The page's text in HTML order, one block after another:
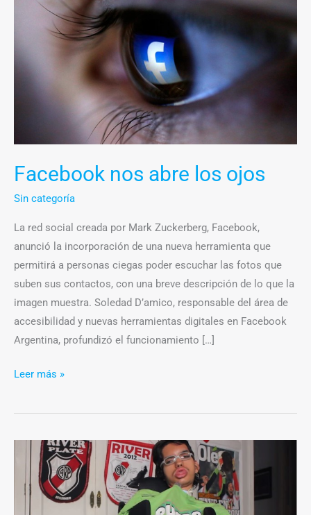
Facebook nos abre los ojos
Sin categoría
La red social creada por Mark Zuckerberg, Facebook,
anunció la incorporación de una nueva herramienta que
permitirá a personas ciegas poder escuchar las fotos que
suben sus contactos, con una breve descripción de lo que la
imagen muestra. Soledad D’amico, responsable del área de
accesibilidad y nuevas herramientas digitales en Facebook
Argentina, profundizó el funcionamiento […]
ojos
Leer más »
este
país